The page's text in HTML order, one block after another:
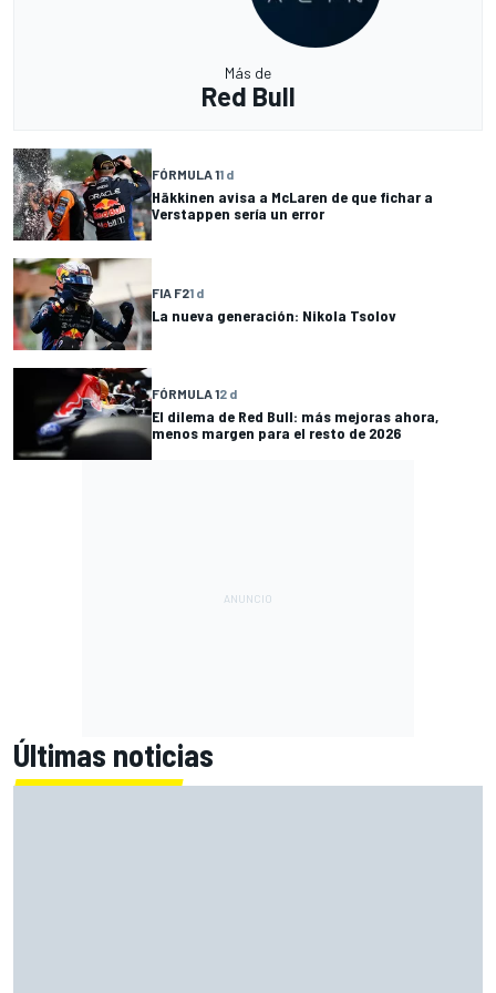
Más de
Red Bull
FÓRMULA 11 d
Häkkinen avisa a McLaren de que fichar a
Verstappen sería un error
FIA F21 d
La nueva generación: Nikola Tsolov
FÓRMULA 12 d
El dilema de Red Bull: más mejoras ahora,
menos margen para el resto de 2026
Últimas noticias